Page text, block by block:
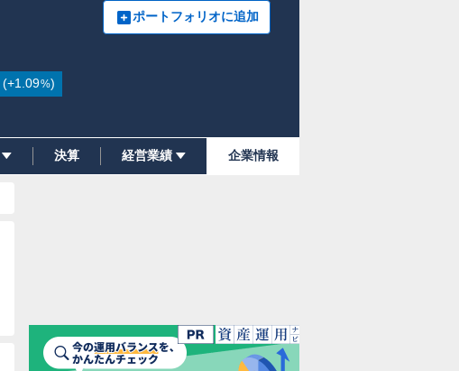
ポートフォリオに追加
(+1.09%)
決算 経営業績 企業情報